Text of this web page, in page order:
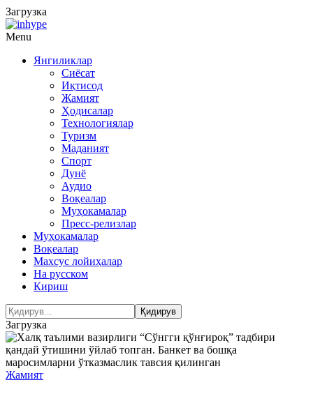
Загрузка
Menu
Янгиликлар
Сиёсат
Иқтисод
Жамият
Ҳодисалар
Технологиялар
Туризм
Маданият
Спорт
Дунё
Аудио
Воқеалар
Муҳокамалар
Пресс-релизлар
Муҳокамалар
Воқеалар
Махсус лойиҳалар
На русском
Кириш
Загрузка
Жамият